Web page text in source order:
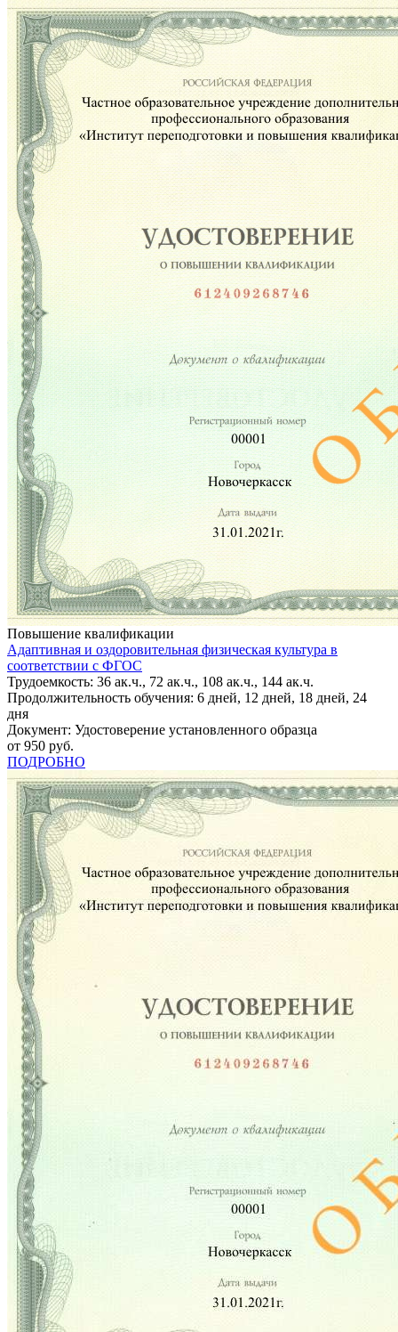
Повышение квалификации
Адаптивная и оздоровительная физическая культура в
соответствии с ФГОС
Трудоемкость: 36 ак.ч., 72 ак.ч., 108 ак.ч., 144 ак.ч.
Продолжительность обучения: 6 дней, 12 дней, 18 дней, 24
дня
Документ: Удостоверение установленного образца
от 950 руб.
ПОДРОБНО